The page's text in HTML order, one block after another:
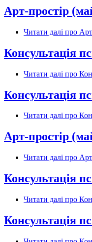
Арт-простір
Читати далі про
Консультація
Читати далі про
Консультація
Читати далі про
Арт-простір
Читати далі про
Консультація
Читати далі про
Консультація